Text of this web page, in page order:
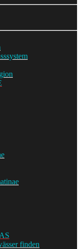
finden